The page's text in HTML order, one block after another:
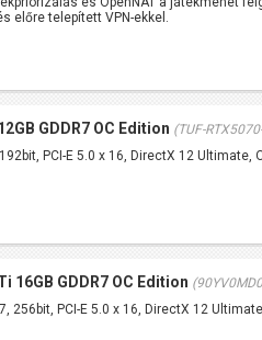
előre telepített VPN-ekkel.
GDDR7 OC Edition (TUF-
PCI-E 5.0 x 16, DirectX 12 Ultimate,
16GB GDDR7 OC Edition
256bit, PCI-E 5.0 x 16, DirectX 12